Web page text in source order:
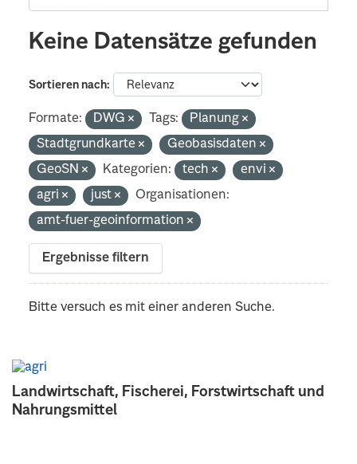
Landwirtschaft, Fischerei, Forstwirtschaft und
Nahrungsmittel
Keine Datensätze gefunden
Sortieren nach
Formate: DWG Tags:
Planung
Stadtgrundkarte
Geobasisdaten
GeoSN
Kategorien: tech
envi
agri
just
Organisationen:
amt-fuer-geoinformation
Ergebnisse filtern
Bitte versuch es mit einer anderen Suche.